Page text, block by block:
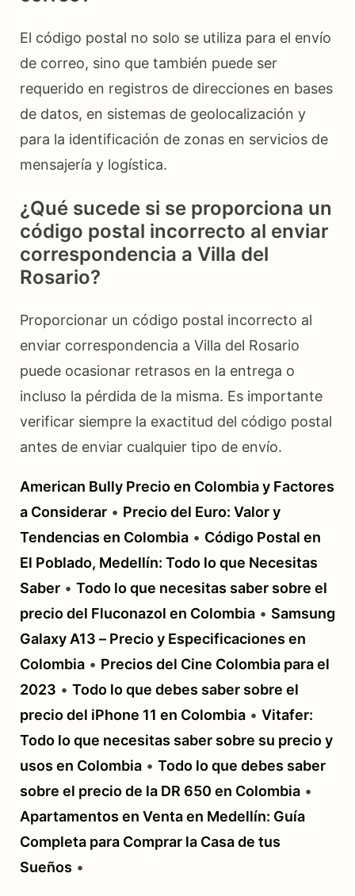
El código postal no solo se utiliza para el envío
de correo, sino que también puede ser
requerido en registros de direcciones en bases
de datos, en sistemas de geolocalización y
para la identificación de zonas en servicios de
mensajería y logística.
¿Qué sucede si se proporciona un
código postal incorrecto al enviar
correspondencia a Villa del
Rosario?
Proporcionar un código postal incorrecto al
enviar correspondencia a Villa del Rosario
puede ocasionar retrasos en la entrega o
incluso la pérdida de la misma. Es importante
verificar siempre la exactitud del código postal
antes de enviar cualquier tipo de envío.
American Bully Precio en Colombia y Factores
a Considerar • Precio del Euro: Valor y
Tendencias en Colombia • Código Postal en
El Poblado, Medellín: Todo lo que Necesitas
Saber • Todo lo que necesitas saber sobre el
precio del Fluconazol en Colombia • Samsung
Galaxy A13 – Precio y Especificaciones en
Colombia • Precios del Cine Colombia para el
2023 • Todo lo que debes saber sobre el
precio del iPhone 11 en Colombia • Vitafer:
Todo lo que necesitas saber sobre su precio y
usos en Colombia • Todo lo que debes saber
sobre el precio de la DR 650 en Colombia •
Apartamentos en Venta en Medellín: Guía
Completa para Comprar la Casa de tus
Sueños •